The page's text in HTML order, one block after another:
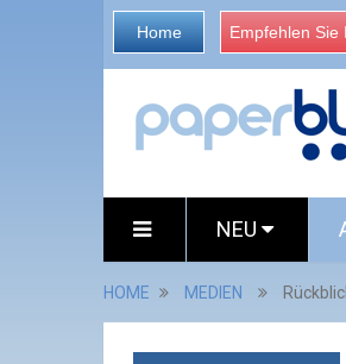
Home Empfehlen Sie
NEU
HOME MEDIEN